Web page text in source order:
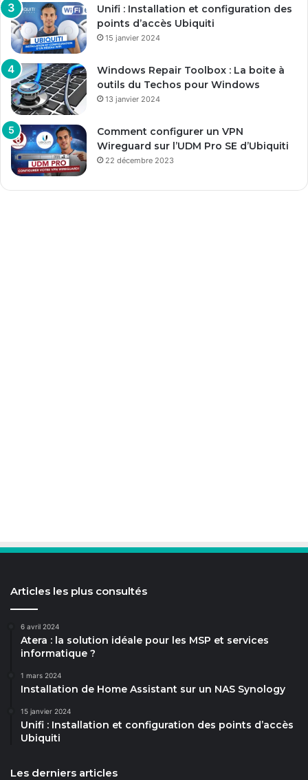
Unifi : Installation et configuration des
points d’accès Ubiquiti
15 janvier 2024
Windows Repair Toolbox : La boite à
outils du Techos pour Windows
13 janvier 2024
Comment configurer un VPN
Wireguard sur l’UDM Pro SE d’Ubiquiti
22 décembre 2023
Articles les plus consultés
6 avril 2024
Atera : la solution idéale pour les MSP et services
informatique ?
1 mars 2024
Installation de Home Assistant sur un NAS Synology
15 janvier 2024
Unifi : Installation et configuration des points d’accès
Ubiquiti
Les derniers articles